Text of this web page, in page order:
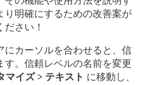
り明確にするための改善案が
さい！
にカーソルを合わせると、信
す。信頼レベルの名前を変更
マイズ > テキスト に移動し、